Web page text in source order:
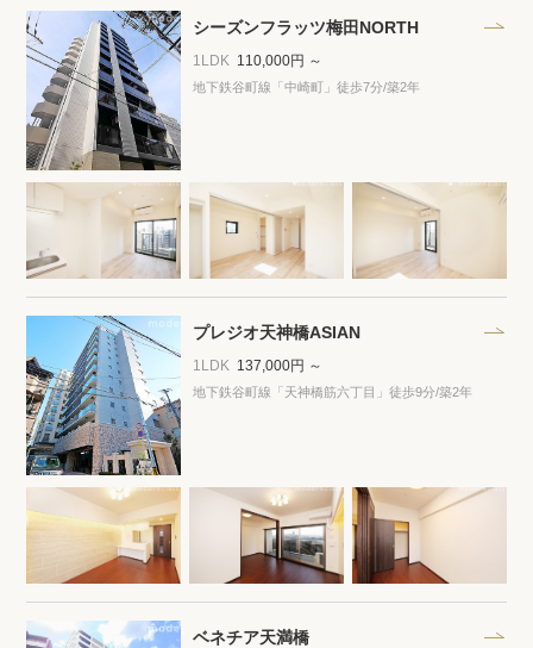
店舗・スタッフ紹介
希望条件を伝えてプロに探してもらう
来店予約
各種お問い合わせ
高級賃貸物件コラム modern classについて
高級賃貸物件トピック
プライバシーポリシー クッキーポリシー
商標について
シーズンフラッツ梅田NORTH
1LDK 110,000円 ～
地下鉄谷町線「中崎町」徒歩7分/築2年
プレジオ天神橋ASIAN
1LDK 137,000円 ～
地下鉄谷町線「天神橋筋六丁目」徒歩9分/築2年
ベネチア天満橋